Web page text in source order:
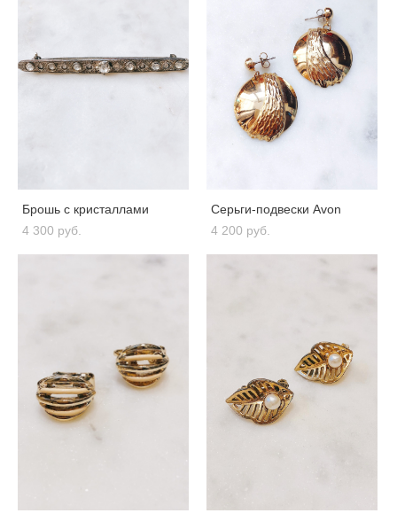
Брошь с кристаллами
4 300 pуб.
Серьги-подвески Avon
4 200 pуб.